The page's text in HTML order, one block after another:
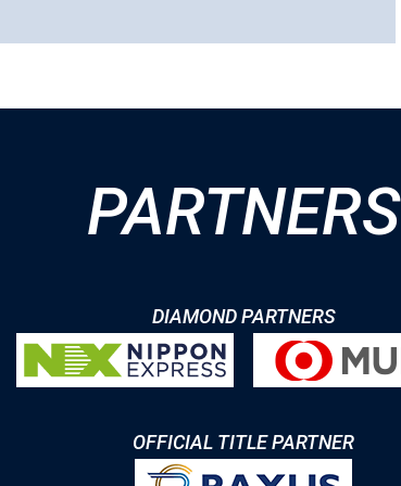
PARTNERS
DIAMOND PARTNERS
OFFICIAL TITLE PARTNER